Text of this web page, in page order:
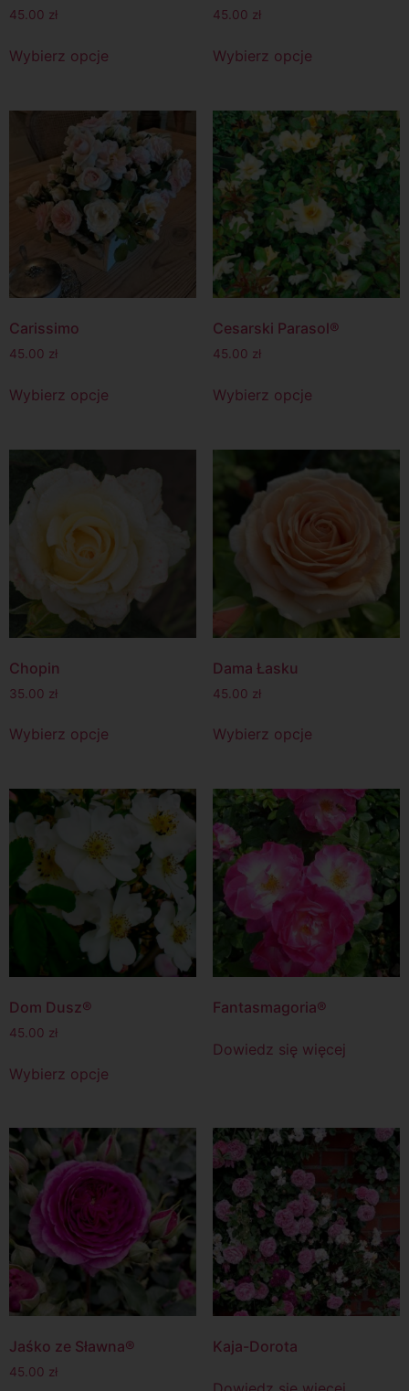
45.00 zł
Wybierz opcje
45.00 zł
Wybierz opcje
Carissimo
45.00 zł
Wybierz opcje
Cesarski Parasol®
45.00 zł
Wybierz opcje
Chopin
35.00 zł
Wybierz opcje
Dama Łasku
45.00 zł
Wybierz opcje
Dom Dusz®
45.00 zł
Wybierz opcje
Fantasmagoria®
Dowiedz się więcej
Jaśko ze Sławna®
45.00 zł
Kaja-Dorota